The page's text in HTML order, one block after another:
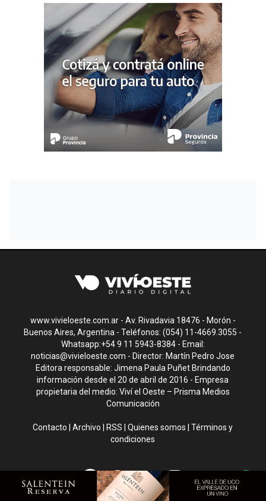
www.vivieloeste.com.ar - Av. Rivadavia 18476 - Morón -
Buenos Aires, Argentina - Teléfonos: (054) 11-4669.3055 -
Whatsapp:+54 9 11 5943-8384 - Email:
noticias@vivieloeste.com - Director: Martín Pedro Jose
Editora responsable: Jimena Paula Puñet Brindando
información desde el 20 de abril de 2016 - Empresa
propietaria del medio: Viví el Oeste – Prisma Medios
Comunicación
Contacto |Archivo RSS |Quienes somos |Términos y
condiciones